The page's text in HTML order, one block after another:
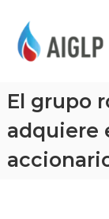
El grupo
adquiere